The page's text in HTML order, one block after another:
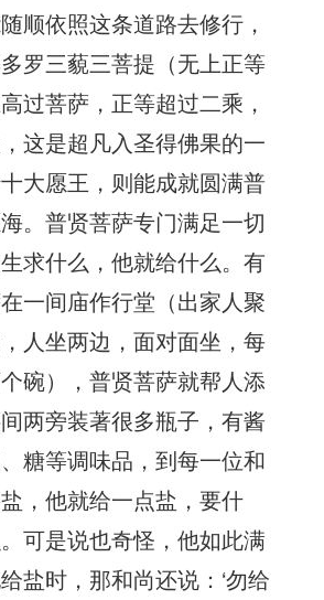
顺依照这条道路去修行，
罗三藐三菩提（无上正等
过菩萨，正等超过二乘，
这是超凡入圣得佛果的一
大愿王，则能成就圆满普
。普贤菩萨专门满足一切
求什么，他就给什么。有
一间庙作行堂（出家人聚
人坐两边，面对面坐，每
碗），普贤菩萨就帮人添
两旁装著很多瓶子，有酱
糖等调味品，到每一位和
，他就给一点盐，要什
可是说也奇怪，他如此满
盐时，那和尚还说：‘勿给